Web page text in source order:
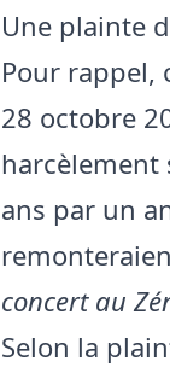
Une plainte
Pour rappel,
28 octobre
harcèlement
ans par un
concert au
Selon la